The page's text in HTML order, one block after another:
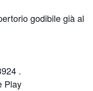
godibile già al
.
Play